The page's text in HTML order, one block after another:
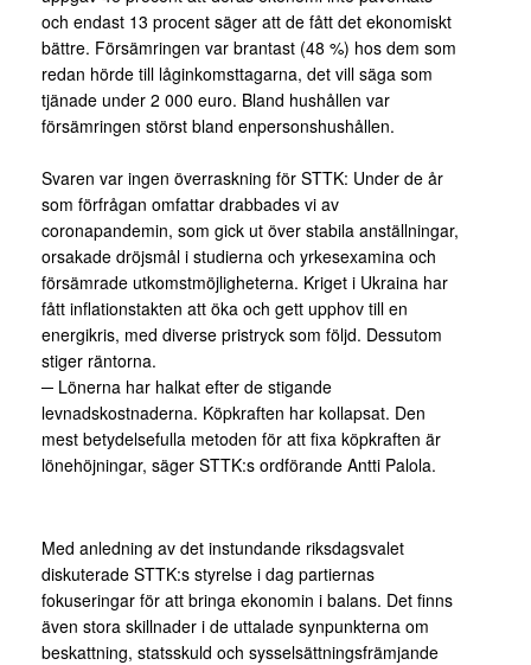
och endast 13 procent säger att de fått det ekonomiskt
bättre. Försämringen var brantast (48 %) hos dem som
redan hörde till låginkomsttagarna, det vill säga som
tjänade under 2 000 euro. Bland hushållen var
försämringen störst bland enpersonshushållen.
Svaren var ingen överraskning för STTK: Under de år
som förfrågan omfattar drabbades vi av
coronapandemin, som gick ut över stabila anställningar,
orsakade dröjsmål i studierna och yrkesexamina och
försämrade utkomstmöjligheterna. Kriget i Ukraina har
fått inflationstakten att öka och gett upphov till en
energikris, med diverse pristryck som följd. Dessutom
stiger räntorna.
─ Lönerna har halkat efter de stigande
levnadskostnaderna. Köpkraften har kollapsat. Den
mest betydelsefulla metoden för att fixa köpkraften är
lönehöjningar, säger STTK:s ordförande Antti Palola.
Med anledning av det instundande riksdagsvalet
diskuterade STTK:s styrelse i dag partiernas
fokuseringar för att bringa ekonomin i balans. Det finns
även stora skillnader i de uttalade synpunkterna om
beskattning, statsskuld och sysselsättningsfrämjande